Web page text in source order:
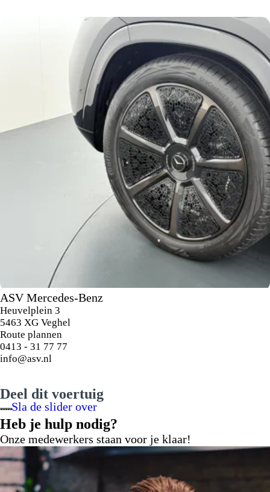
velgen, zilver/zwart
ASV Mercedes-Benz
Heuvelplein 3
5463 XG Veghel
Route plannen
0413 - 31 77 77
info@asv.nl
Deel dit voertuig
Heb je hulp nodig?
Onze medewerkers staan voor je klaar!
Sla de slider over